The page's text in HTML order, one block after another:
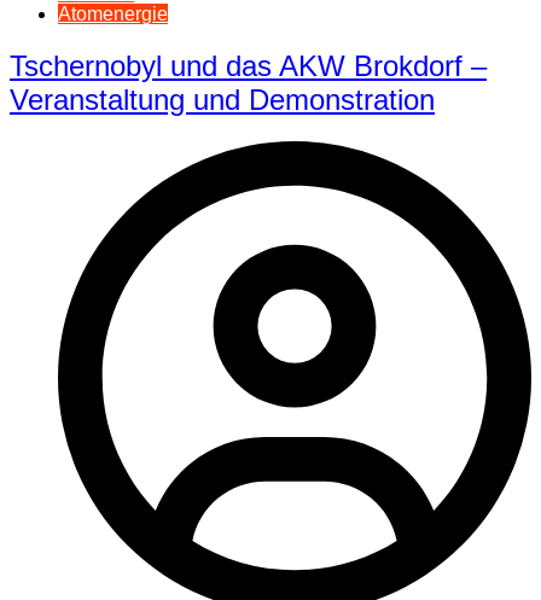
Atomenergie
Tschernobyl und das AKW Brokdorf –
Veranstaltung und Demonstration